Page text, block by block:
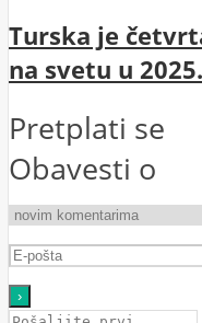
Turska je
na svetu u
Pretplati se
Obavesti o